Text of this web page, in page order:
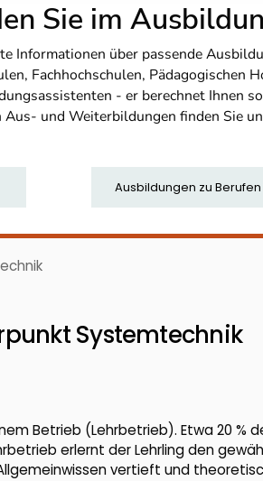
Sie im
über passende
Fachhochschulen, Pädagogischen
- er berechnet Ihnen
und Weiterbildungen finden Sie
Ausbildungen zu Berufen
Systemtechnik
Betrieb (Lehrbetrieb). Etwa 20 %
erlernt der Lehrling den
vertieft und